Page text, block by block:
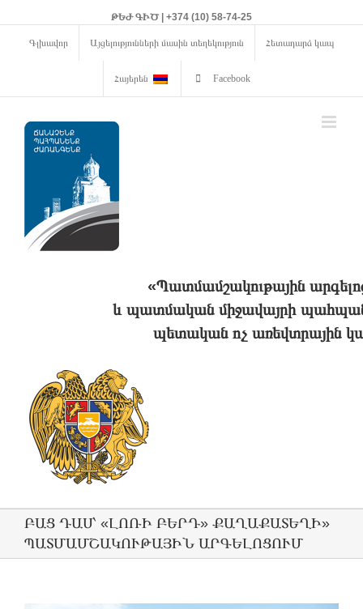
ԹԵԺ ԳԻԾ | +374 (10) 58-74-25
Գլխավոր Այցելությունների մասին տեղեկություն Հետադարձ կապ
Հայերեն Facebook
«Պատմամշակութային
և պատմական միջավայրի
պետական ոչ առեվտրային
ԲԱՑ ԴԱՍ՝ «ԼՈՌԻ ԲԵՐԴ» ՔԱՂԱՔԱՏԵՂԻ»
ՊԱՏՄԱՄՇԱԿՈՒԹԱՅԻՆ ԱՐԳԵԼՈՑՈՒՄ